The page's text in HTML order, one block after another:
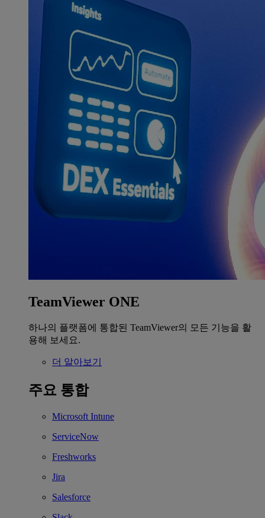
TeamViewer ONE
하나의 플랫폼에 통합된 TeamViewer의 모든 기능을 활
용해 보세요.
더 알아보기
주요 통합
Microsoft Intune
ServiceNow
Freshworks
Jira
Salesforce